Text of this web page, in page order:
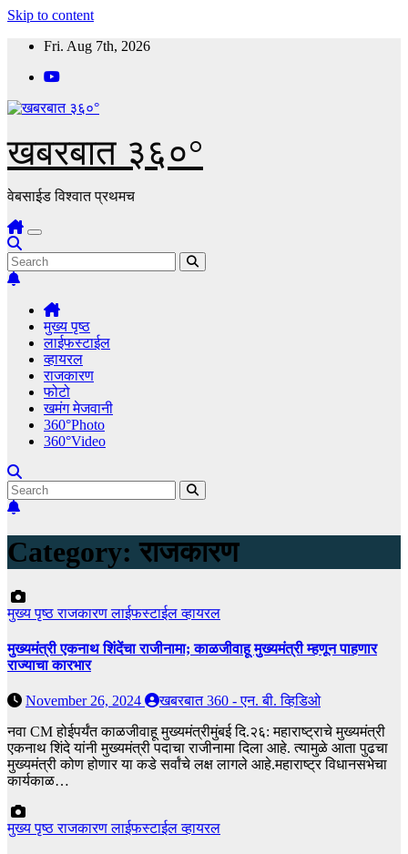
Skip to content
Fri. Aug 7th, 2026
खबरबात ३६०°
वेबसाईड विश्वात प्रथमच
मुख्य पृष्ठ
लाईफस्टाईल
व्हायरल
राजकारण
फोटो
खमंग मेजवानी
360°Photo
360°Video
Category: राजकारण
मुख्य पृष्ठराजकारणलाईफस्टाईलव्हायरल
मुख्यमंत्री एकनाथ शिंदेंचा राजीनामा; काळजीवाहू मुख्यमंत्री म्हणून पाहणार
राज्याचा कारभार
November 26, 2024
खबरबात 360 - एन. बी. व्हिडिओ
नवा CM होईपर्यंत काळजीवाहू मुख्यमंत्रीमुंबई दि.२६: महाराष्ट्राचे मुख्यमंत्री
एकनाथ शिंदे यांनी मुख्यमंत्री पदाचा राजीनामा दिला आहे. त्यामुळे आता पुढचा
मुख्यमंत्री कोण होणार या कडे सर्वांचे लक्ष लागले आहे.महाराष्ट्र विधानसभेचा
कार्यकाळ…
मुख्य पृष्ठराजकारणलाईफस्टाईलव्हायरल